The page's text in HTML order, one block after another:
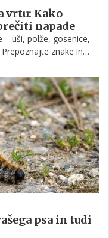
vrtu: Kako
napade
uši, polže, gosenice,
znake in
psa in tudi